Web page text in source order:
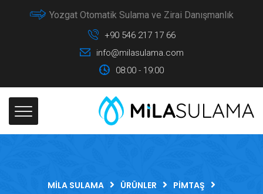
Yozgat Otomatik Sulama ve Zirai Danışmanlık
+90 546 217 17 66
info@milasulama.com
08:00 - 19:00
MILA SULAMA ÜRÜNLER
PIMTAŞ